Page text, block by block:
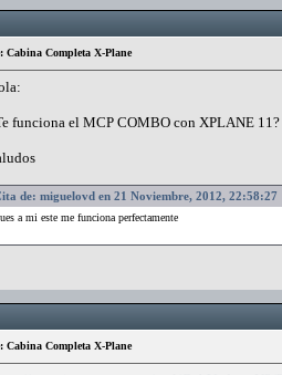
Cabina Completa X-Plane
funciona el MCP COMBO con XPLANE 11?
de: miguelovd en 21 Noviembre, 2012, 22:58:27
a mi este me funciona perfectamente
Cabina Completa X-Plane